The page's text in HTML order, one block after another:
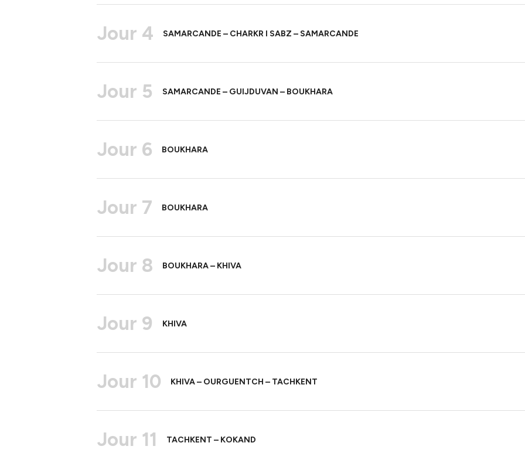
Jour 4 SAMARCANDE – CHARKR I SABZ – SAMARCANDE
Jour 5 SAMARCANDE – GUIJDUVAN – BOUKHARA
Jour 6 BOUKHARA
Jour 7 BOUKHARA
Jour 8 BOUKHARA – KHIVA
Jour 9 KHIVA
Jour 10 KHIVA – OURGUENTCH – TACHKENT
Jour 11 TACHKENT – KOKAND